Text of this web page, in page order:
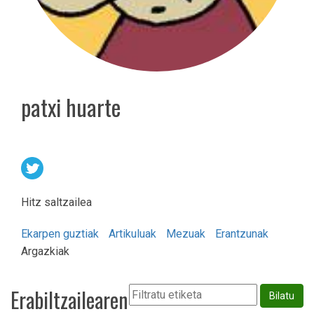
patxi huarte
Hitz saltzailea
Ekarpen guztiak Artikuluak Mezuak
Erantzunak
Argazkiak
Erabiltzailearen